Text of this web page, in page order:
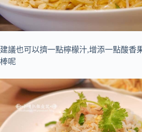
建議也可以擠一點檸檬汁,增添一點酸香
棒呢